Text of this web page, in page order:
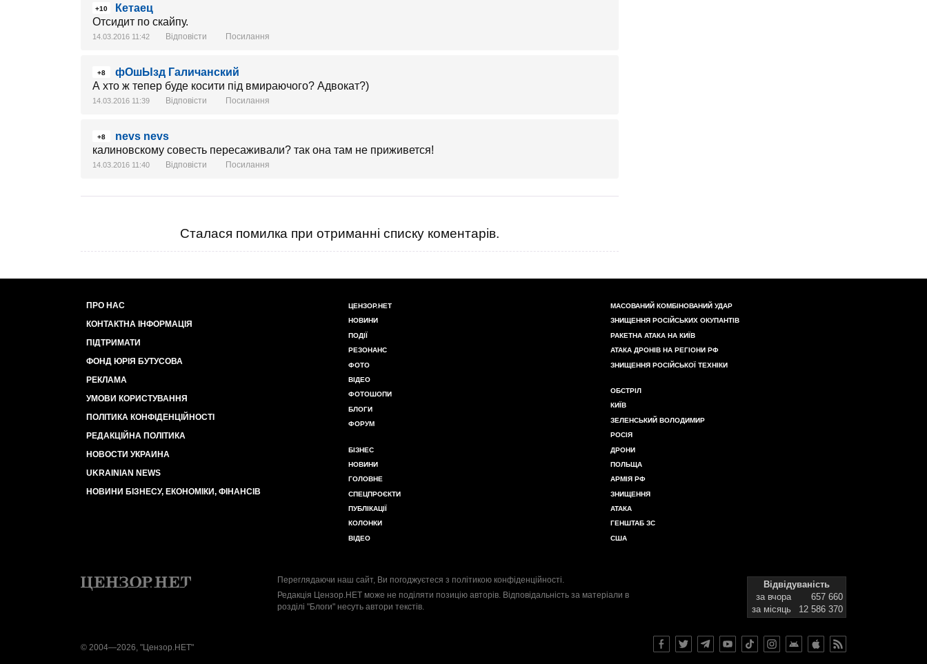
+10
Кетаец
Отсидит по скайпу.
14.03.2016 11:42 Відповісти Посилання
+8
фОшЫзд Галичанский
А хто ж тепер буде косити під вмираючого? Адвокат?)
14.03.2016 11:39 Відповісти Посилання
+8
nevs nevs
калиновскому совесть пересаживали? так она там не приживется!
14.03.2016 11:40 Відповісти Посилання
Сталася помилка при отриманні списку коментарів.
ПРО НАС
КОНТАКТНА ІНФОРМАЦІЯ
ПІДТРИМАТИ
ФОНД ЮРІЯ БУТУСОВА
РЕКЛАМА
УМОВИ КОРИСТУВАННЯ
ПОЛІТИКА КОНФІДЕНЦІЙНОСТІ
РЕДАКЦІЙНА ПОЛІТИКА
НОВОСТИ УКРАИНА
UKRAINIAN NEWS
НОВИНИ БІЗНЕСУ, ЕКОНОМІКИ, ФІНАНСІВ
ЦЕНЗОР.НЕТ
НОВИНИ
ПОДІЇ
РЕЗОНАНС
ФОТО
ВІДЕО
ФОТОШОПИ
БЛОГИ
ФОРУМ
БІЗНЕС
НОВИНИ
ГОЛОВНЕ
СПЕЦПРОЄКТИ
ПУБЛІКАЦІЇ
КОЛОНКИ
ВІДЕО
МАСОВАНИЙ КОМБІНОВАНИЙ УДАР
ЗНИЩЕННЯ РОСІЙСЬКИХ ОКУПАНТІВ
РАКЕТНА АТАКА НА КИЇВ
АТАКА ДРОНІВ НА РЕГІОНИ РФ
ЗНИЩЕННЯ РОСІЙСЬКОЇ ТЕХНІКИ
ОБСТРІЛ
КИЇВ
ЗЕЛЕНСЬКИЙ ВОЛОДИМИР
РОСІЯ
ДРОНИ
ПОЛЬЩА
АРМІЯ РФ
ЗНИЩЕННЯ
АТАКА
ГЕНШТАБ ЗС
США
Переглядаючи наш сайт, Ви погоджуєтеся з політикою конфіденційності.
Редакція Цензор.НЕТ може не поділяти позицію авторів. Відповідальність за матеріали в
розділі "Блоги" несуть автори текстів.
Відвідуваність
за вчора
657 660
за місяць
12 586 370
© 2004—2026, "Цензор.НЕТ"